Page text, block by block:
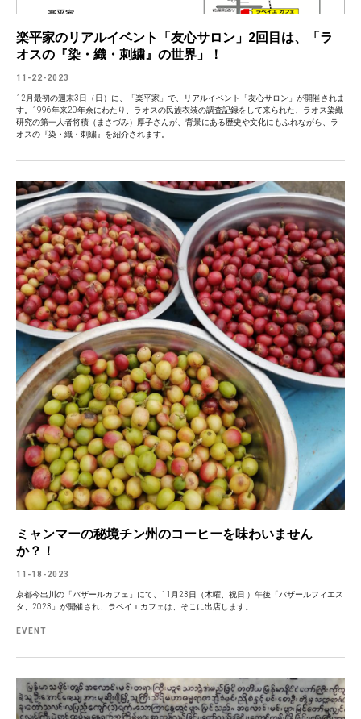
楽平家のリアルイベント「友心サロン」2回目は、「ラ
オスの『染・織・刺繍』の世界」！
11-22-2023
12月最初の週末3日（日）に、「楽平家」で、リアルイベント「友心サロン」が開催されま
す。1996年来20年余にわたり、ラオスの民族衣装の調査記録をして来られた、ラオス染織
研究の第一人者将積（まさづみ）厚子さんが、背景にある歴史や文化にもふれながら、ラ
オスの『染・織・刺繍』を紹介されます。
ミャンマーの秘境チン州のコーヒーを味わいません
か？！
11-18-2023
京都今出川の「バザールカフェ」にて、11月23日（木曜、祝日 ）午後「バザールフィエス
タ、2023」が開催され、ラペイエカフェは、そこに出店します。
EVENT